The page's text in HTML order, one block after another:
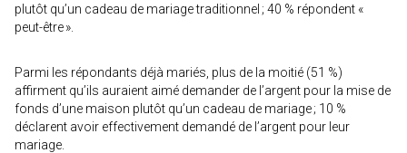
plutôt qu’un cadeau de mariage traditionnel ; 40 % répondent «
peut-être ».
Parmi les répondants déjà mariés, plus de la moitié (51 %)
affirment qu’ils auraient aimé demander de l’argent pour la mise de
fonds d’une maison plutôt qu’un cadeau de mariage ; 10 %
déclarent avoir effectivement demandé de l’argent pour leur
mariage.